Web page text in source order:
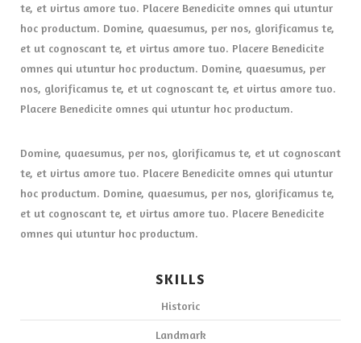
te, et virtus amore tuo. Placere Benedicite omnes qui utuntur
hoc productum. Domine, quaesumus, per nos, glorificamus te,
et ut cognoscant te, et virtus amore tuo. Placere Benedicite
omnes qui utuntur hoc productum. Domine, quaesumus, per
nos, glorificamus te, et ut cognoscant te, et virtus amore tuo.
Placere Benedicite omnes qui utuntur hoc productum.
Domine, quaesumus, per nos, glorificamus te, et ut cognoscant
te, et virtus amore tuo. Placere Benedicite omnes qui utuntur
hoc productum. Domine, quaesumus, per nos, glorificamus te,
et ut cognoscant te, et virtus amore tuo. Placere Benedicite
omnes qui utuntur hoc productum.
SKILLS
Historic
Landmark